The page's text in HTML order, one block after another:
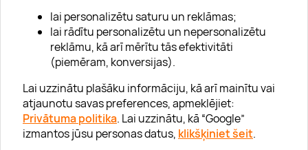
lai personalizētu saturu un reklāmas;
lai rādītu personalizētu un nepersonalizētu
reklāmu, kā arī mērītu tās efektivitāti
(piemēram, konversijas).
Lai uzzinātu plašāku informāciju, kā arī mainītu vai
atjaunotu savas preferences, apmeklējiet:
Privātuma politika. Lai uzzinātu, kā “Google”
izmantos jūsu personas datus, klikšķiniet šeit.
Uzņēmumiem
Palīdzība